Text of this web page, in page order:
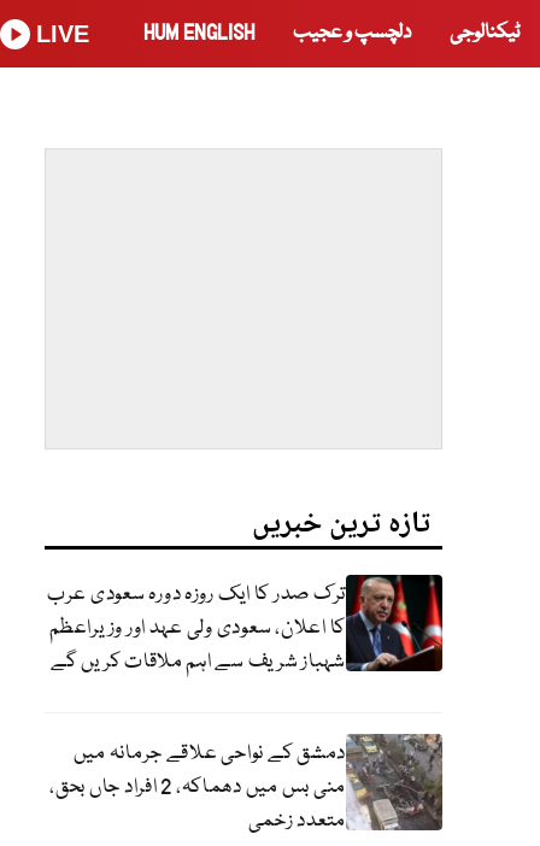
ٹیکنالوجی دلچسپ و عجیب HUM ENGLISH
LIVE
تازہ ترین خبریں
ترک صدر کا ایک روزہ دورہ سعودی عرب
کا اعلان، سعودی ولی عہد اور وزیراعظم
شہباز شریف سے اہم ملاقات کریں گے
دمشق کے نواحی علاقے جرمانہ میں
منی بس میں دھماکہ، 2 افراد جاں بحق،
متعدد زخمی